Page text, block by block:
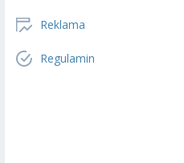
Reklama
Regulamin